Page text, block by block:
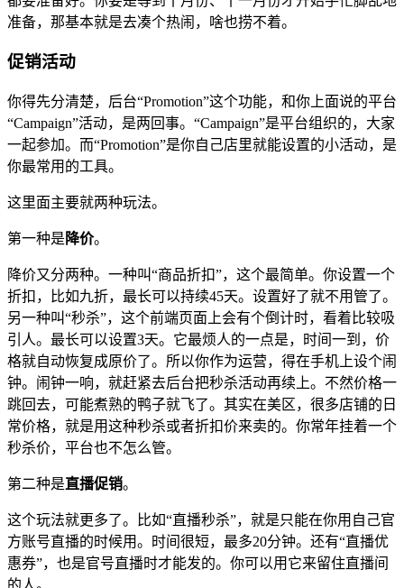
准备，那基本就是去凑个热闹，啥也捞不着。
促销活动
你得先分清楚，后台“Promotion”这个功能，和你上面说的平台
“Campaign”活动，是两回事。“Campaign”是平台组织的，大家
一起参加。而“Promotion”是你自己店里就能设置的小活动，是
你最常用的工具。
这里面主要就两种玩法。
第一种是 降价。
降价又分两种。一种叫“商品折扣”，这个最简单。你设置一个
折扣，比如九折，最长可以持续45天。设置好了就不用管了。
另一种叫“秒杀”，这个前端页面上会有个倒计时，看着比较吸
引人。最长可以设置3天。它最烦人的一点是，时间一到，价
格就自动恢复成原价了。所以你作为运营，得在手机上设个闹
钟。闹钟一响，就赶紧去后台把秒杀活动再续上。不然价格一
跳回去，可能煮熟的鸭子就飞了。其实在美区，很多店铺的日
常价格，就是用这种秒杀或者折扣价来卖的。你常年挂着一个
秒杀价，平台也不怎么管。
第二种是直播促销。
这个玩法就更多了。比如“直播秒杀”，就是只能在你用自己官
方账号直播的时候用。时间很短，最多20分钟。还有“直播优
惠券”，也是官号直播时才能发的。你可以用它来留住直播间